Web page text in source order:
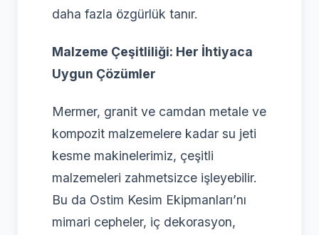
daha fazla özgürlük tanır.
Malzeme Çeşitliliği: Her İhtiyaca
Uygun Çözümler
Mermer, granit ve camdan metale ve
kompozit malzemelere kadar su jeti
kesme makinelerimiz, çeşitli
malzemeleri zahmetsizce işleyebilir.
Bu da Ostim Kesim Ekipmanları’nı
mimari cepheler, iç dekorasyon,